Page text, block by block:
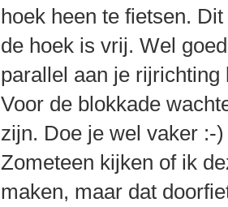
hoek heen te fietsen.
de hoek is vrij. Wel
parallel aan je
Voor de blokkade
zijn. Doe je wel vaker :-)
Zometeen kijken of ik
maken, maar dat